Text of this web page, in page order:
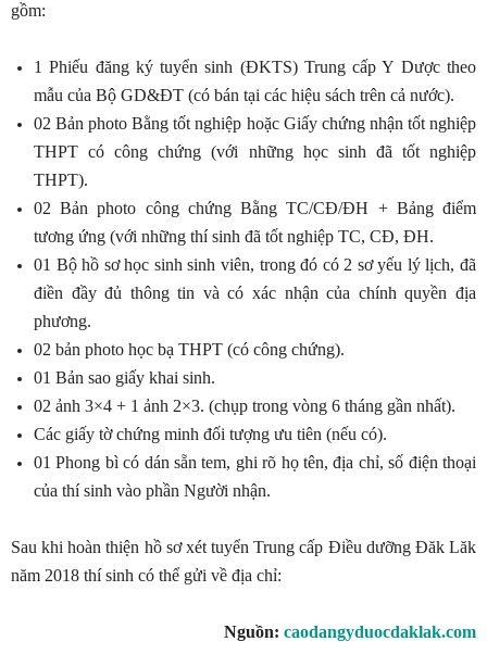
gồm:
1 Phiếu đăng ký tuyển sinh (ĐKTS) Trung cấp Y Dược theo
mẫu của Bộ GD&ĐT (có bán tại các hiệu sách trên cả nước).
02 Bản photo Bằng tốt nghiệp hoặc Giấy chứng nhận tốt nghiệp
THPT có công chứng (với những học sinh đã tốt nghiệp
THPT).
02 Bản photo công chứng Bằng TC/CĐ/ĐH + Bảng điểm
tương ứng (với những thí sinh đã tốt nghiệp TC, CĐ, ĐH.
01 Bộ hồ sơ học sinh sinh viên, trong đó có 2 sơ yếu lý lịch, đã
điền đầy đủ thông tin và có xác nhận của chính quyền địa
phương.
02 bản photo học bạ THPT (có công chứng).
01 Bản sao giấy khai sinh.
02 ảnh 3×4 + 1 ảnh 2×3. (chụp trong vòng 6 tháng gần nhất).
Các giấy tờ chứng minh đối tượng ưu tiên (nếu có).
01 Phong bì có dán sẵn tem, ghi rõ họ tên, địa chỉ, số điện thoại
của thí sinh vào phần Người nhận.
Sau khi hoàn thiện hồ sơ xét tuyển Trung cấp Điều dưỡng Đăk Lăk
năm 2018 thí sinh có thể gửi về địa chỉ:
Nguồn: caodangyduocdaklak.com